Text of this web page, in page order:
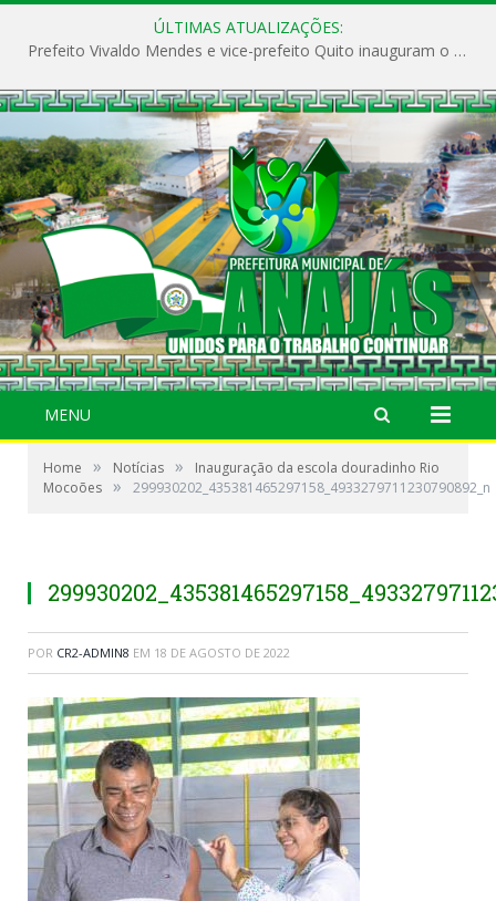
ÚLTIMAS ATUALIZAÇÕES:
Prefeito Vivaldo Mendes e vice-prefeito Quito inauguram o CAPS e fortalecem a saúde pública em Anajás.
MENU
Home » Notícias »
Inauguração da escola douradinho Rio
Mocoões » 299930202_435381465297158_4933279711230790892_n
POR CR2-ADMIN8 EM 18 DE AGOSTO DE 2022